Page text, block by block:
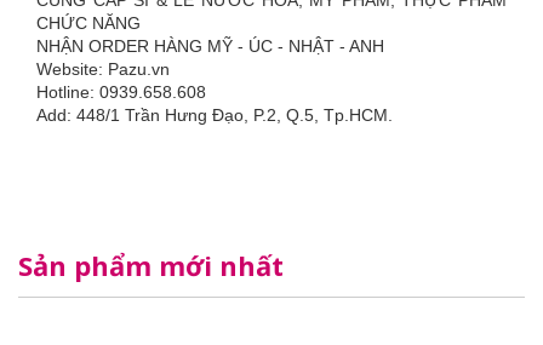
CHỨC NĂNG
NHẬN ORDER HÀNG MỸ - ÚC - NHẬT - ANH
Website: Pazu.vn
Hotline: 0939.658.608
Add: 448/1 Trần Hưng Đạo, P.2, Q.5, Tp.HCM.
Sản phẩm mới nhất